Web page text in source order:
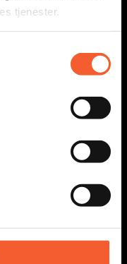
tjenester.
Uhr